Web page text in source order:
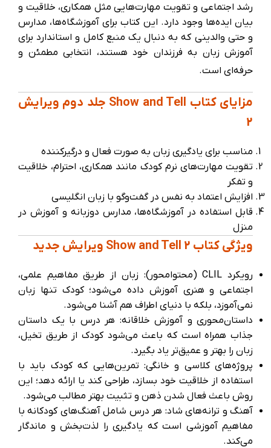
رشد اجتماعی و تقویت مهارت‌هایی مثل همکاری، خلاقیت و
بیان ایده‌ها وجود دارد. این کتاب برای آموزشگاه‌ها، مدارس
و حتی والدینی که به دنبال یک منبع کامل و استاندارد برای
آموزش زبان به فرزندان خود هستند، انتخابی مطمئن و
حرفه‌ای است.
مزایای کتاب Show and Tell جلد دوم ویرایش
2
مناسب برای یادگیری زبان به صورت فعال و درگیرکننده
تقویت مهارت‌های نرم کودک مانند همکاری، احترام، خلاقیت
و تفکر
افزایش اعتماد به نفس در گفت‌وگو با زبان انگلیسی
قابل استفاده در آموزشگاه‌ها، مدارس دو‌زبانه و آموزش در
منزل
ویژگی کتاب Show and Tell 2 ویرایش جدید
رویکرد CLIL (محتوامحور): زبان از طریق مفاهیم علمی،
اجتماعی و هنری آموزش داده می‌شود؛ کودک تنها زبان
نمی‌آموزد، بلکه با دنیای اطراف هم آشنا می‌شود.
داستان‌محوری و آموزش خلاقانه: هر درس با یک داستان
جذاب همراه است که باعث می‌شود کودک از طریق تخیل،
زبان را بهتر و عمیق‌تر یاد بگیرد.
پروژه‌های کلاسی و خانگی: تمرین‌هایی که کودک باید با
استفاده از خلاقیت خود بسازد، طراحی کند یا ارائه دهد؛ این
روش باعث فعال شدن ذهن و تثبیت بهتر مطالب می‌شود.
آهنگ و ترانه‌های شاد: هر درس شامل آهنگ‌های کودکانه با
مفاهیم آموزشی است که یادگیری را لذت‌بخش و ماندگار
می‌کند.